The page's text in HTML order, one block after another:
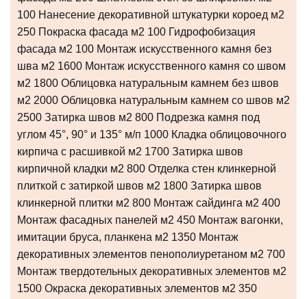
100 Нанесение декоративной штукатурки короед м2
250 Покраска фасада м2 100 Гидрофобизация
фасада м2 100 Монтаж искусственного камня без
шва м2 1600 Монтаж искусственного камня со швом
м2 1800 Облицовка натуральным камнем без швов
м2 2000 Облицовка натуральным камнем со швов м2
2500 Затирка швов м2 800 Подрезка камня под
углом 45°, 90° и 135° м/п 1000 Кладка облицовочного
кирпича с расшивкой м2 1700 Затирка швов
кирпичной кладки м2 800 Отделка стен клинкерной
плиткой с затиркой швов м2 1800 Затирка швов
клинкерной плитки м2 800 Монтаж сайдинга м2 400
Монтаж фасадных панелей м2 450 Монтаж вагонки,
имитации бруса, планкена м2 1350 Монтаж
декоративных элементов пенополиуретаном м2 700
Монтаж твердотельных декоративных элементов м2
1500 Окраска декоративных элементов м2 350